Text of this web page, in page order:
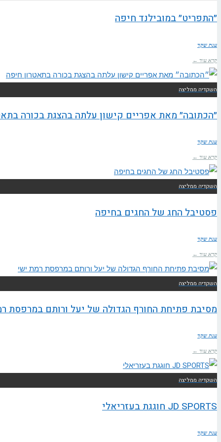
״התפריט״ במובילנד חיפה
ענת שקד
קרא עוד ←
השקדיה ממליצה
״הכתובה״ מאת אפריים קישון עלתה בהצגת בכורה
ענת שקד
קרא עוד ←
השקדיה ממליצה
פסטיבל החג של החגים בחיפה
ענת שקד
קרא עוד ←
השקדיה ממליצה
מסיבת פתיחת החורף הגדולה של יעל ורותם במרפסת
ענת שקד
קרא עוד ←
השקדיה ממליצה
JD SPORTS חוגגת בעזריאלי
ענת שקד